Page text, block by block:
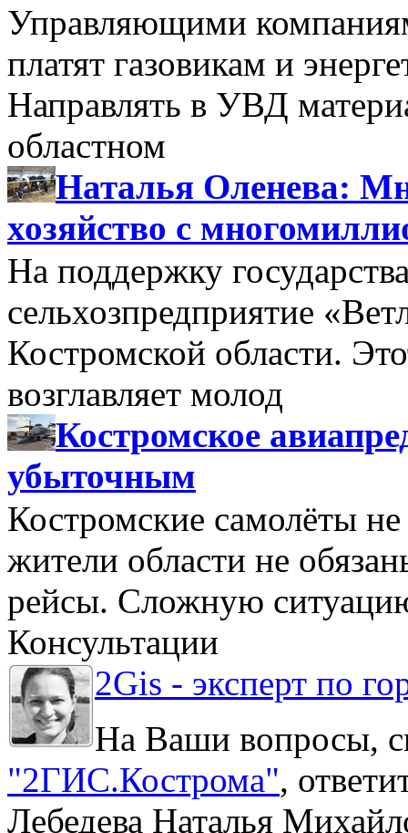
Управляющими
платят газовикам и
Направлять в УВД
областном
Наталья Оленева:
хозяйство с
На поддержку
сельхозпредприятие
Костромской области.
возглавляет молод
Костромское
убыточным
Костромские самолёты
жители области не
рейсы. Сложную
Консультации
2Gis - эксперт по
На Ваши вопросы,
"2ГИС.Кострома",
Лебедева Наталья